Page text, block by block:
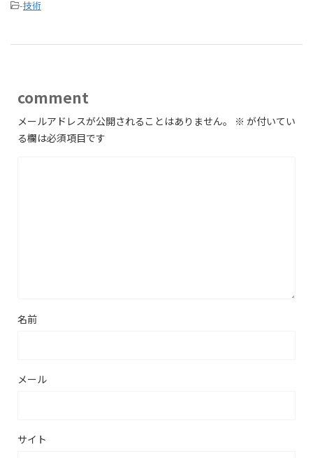
-技術
comment
メールアドレスが公開されることはありません。 ※ が付いてい
る欄は必須項目です
名前
メール
サイト